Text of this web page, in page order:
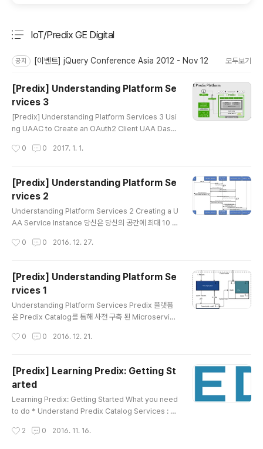
IoT/Predix GE Digital
공지 [이벤트] jQuery Conference Asia 2012 - Nov 12 모두보기
[Predix] Understanding Platform Se
rvices 3
[Predix] Understanding Platform Services 3 Usi
ng UAAC to Create an OAuth2 Client UAA Dash
e)를 사용하여 OAuth2 클라이언트를 만들 수 있습니다.
은 https://github.com/cloudfoundry/cf-uaac를 참
조하십시오. 1. UAA 인스턴스를 원하는 대상으로 지정하
십시오. uaac target 은 신뢰할 수있는 발급자의 URL입
니다 (예 : https://11fa0273-9e2a-37e2-9d06-2c
0 0 2017. 1. 1.
[Predix] Understanding Platform Se
rvices 2
Understanding Platform Services 2 Creating a U
AA Service Instance 당신은 당신의 공간에 최대 10 개
스턴스가 필요한 경우, 새 인스턴스를 작성하기 전에 먼저
Catalog > Services 로 이동 한 다음 User Account
and Authentication tile을 클릭하십시오. 3. 필요한 pl
an에 가입을 클릭하십시오. 4. 새 서비스 인스턴스 페이지
의 필드를 완료하십시오. Field Description Org Sele
0 0 2016. 12. 27.
[Predix] Understanding Platform Se
rvices 1
Understanding Platform Services Predix 플랫폼
은 Predix Catalog를 통해 사전 구축 된 Microservice
rketplace에서 프로비저닝됩니다. 응용 프로그램 요구 사
록은 Predix.io의 카탈로그 페이지를 참조하십시오. Pre
dix 플랫폼 서비스는 인증을 위해 OAuth2를 사용합니다.
이 서비스는 UAA (User Account and Authenticatio
n) 웹 서비스를 활용하여 OAuth2 클라이언트를 관리합니
0 0 2016. 12. 21.
[Predix] Learning Predix: Getting St
arted
Learning Predix: Getting Started What you need
to do * Understand Predix Catalog Services : 어
본 기능들을 다시 개발하는데 시간을 소비할 필요가 없다.
2 0 2016. 11. 16.